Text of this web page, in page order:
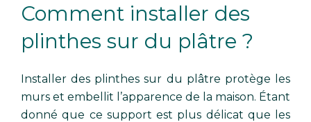
Comment installer des
plinthes sur du plâtre ?
Installer des plinthes sur du plâtre protège les
murs et embellit l’apparence de la maison. Étant
donné que ce support est plus délicat que les